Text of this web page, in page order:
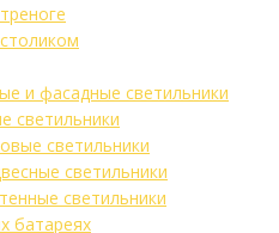
и фасадные светильники
светильники
светильники
светильники
светильники
батареях